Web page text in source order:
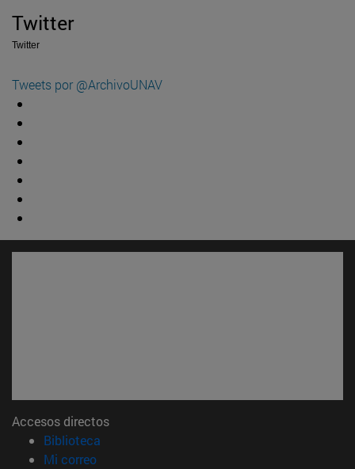
Twitter
Twitter
Tweets por @ArchivoUNAV
Accesos directos
Biblioteca
Mi correo(abre en nueva ventana)